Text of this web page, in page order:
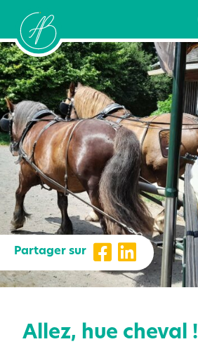
Partager sur
Allez, hue cheval !